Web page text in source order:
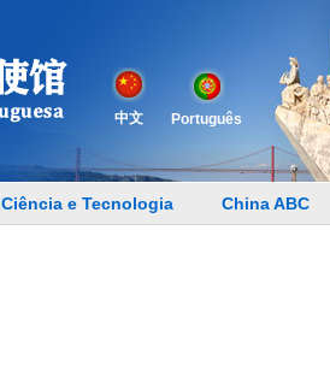
中文 Português
Ciência e Tecnologia China ABC